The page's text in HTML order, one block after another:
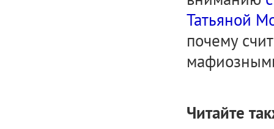
Татьяной
почему
Читайте